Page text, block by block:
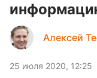
Алексей
25 июля 2020, 12:25